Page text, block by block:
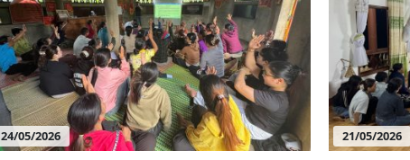
24/05/2026 21/05/2026